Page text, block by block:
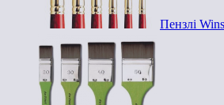
Пензлі